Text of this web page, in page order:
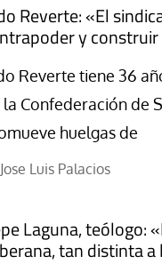
Reverte: «El
y
Reverte tiene 36
la Confederación de
huelgas de
Jose Luis Palacios
Laguna, teólogo:
tan distinta